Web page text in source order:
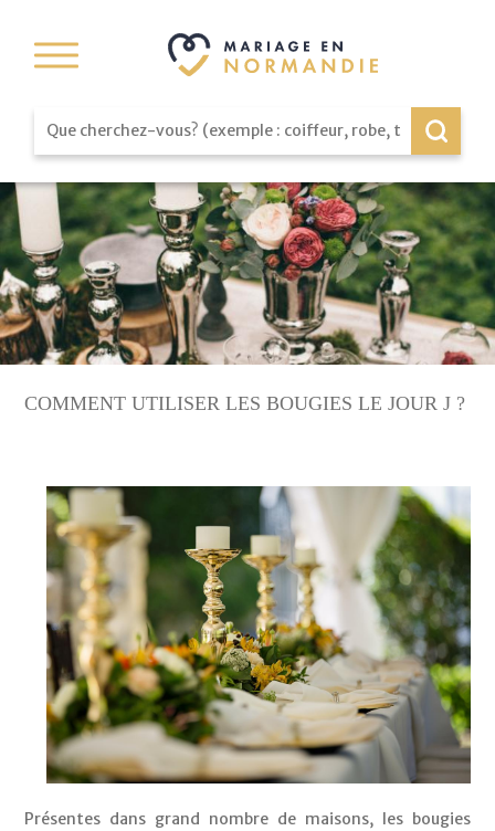
COMMENT UTILISER LES BOUGIES LE JOUR J ?
Présentes dans grand nombre de maisons, les bougies